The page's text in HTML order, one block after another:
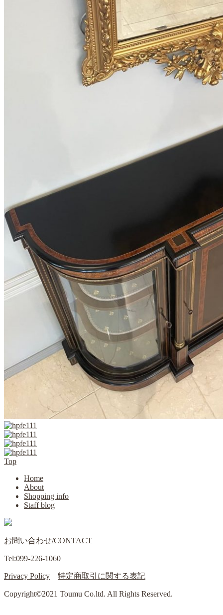
Top
Home
About
Shopping info
Staff blog
お問い合わせ/CONTACT
Tel:099-226-1060
Privacy Policy 特定商取引に関する表記
Copyright©2021 Toumu Co.ltd. All Rights Reserved.